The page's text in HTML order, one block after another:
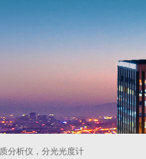
分析仪，分光光度计